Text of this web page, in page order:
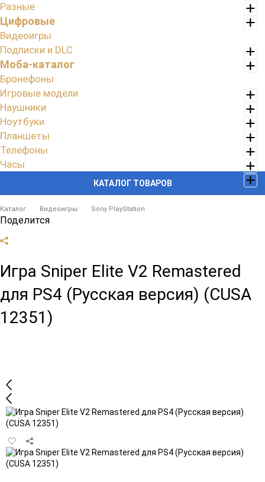
КАТАЛОГ ТОВАРОВ
Разные
Цифровые
Видеоигры
Подписки и DLC
Моба-каталог
Бронефоны
Игровые модели
Наушники
Ноутбуки
Планшеты
Телефоны
Часы
Каталог Видеоигры Sony PlayStation
Поделится
Игра Sniper Elite V2 Remastered
для PS4 (Русская версия) (CUSA
12351)
Добавить
в
избранное